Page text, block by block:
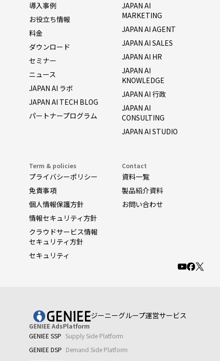
導入事例
お役立ち情報
料金
ダウンロード
セミナー
ニュース
JAPAN AI ラボ
JAPAN AI TECH BLOG
パートナープログラム
JAPAN AI
MARKETING
JAPAN AI AGENT
JAPAN AI SALES
JAPAN AI HR
JAPAN AI
KNOWLEDGE
JAPAN AI 行政
JAPAN AI
CONSULTING
JAPAN AI STUDIO
Term & policies
プライバシーポリシー
免責事項
個人情報保護方針
情報セキュリティ方針
クラウドサービス情報
セキュリティ方針
セキュリティ
Contact
資料一覧
製品紹介資料
お問い合わせ
ジーニーグループ運営サービス
GENIEE AdsPlatform
GENIEE SSP Supply Side Platform
GENIEE DSP Demand Side Platform